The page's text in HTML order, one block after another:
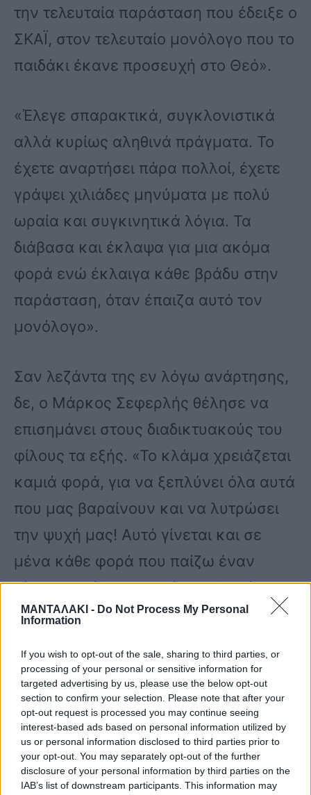
ΜΑΝΤΑΛΑΚΙ - Do Not Process My Personal
Information
If you wish to opt-out of the sale, sharing to third parties, or
processing of your personal or sensitive information for
targeted advertising by us, please use the below opt-out
section to confirm your selection. Please note that after your
opt-out request is processed you may continue seeing
interest-based ads based on personal information utilized by
us or personal information disclosed to third parties prior to
your opt-out. You may separately opt-out of the further
disclosure of your personal information by third parties on the
IAB’s list of downstream participants. This information may
την τελευταία παράσταση που έδειξε ο
ΣΚΑΪ, στον τελευταίο μονόλογο που το
παιδάκι έκανε προσευχή στο Θεό».
«Έλεγε σπαρακτικά, συγκλονιστικά
αλλά κυρίως αληθινά πράγματα. Το
έχετε αναρτήσει πάρα πολλοί, έχετε
γράψει χιλιάδες μηνύματα με πολύ
ωραία και συγκινητικά λόγια. Τα
διάβασα και έκλαψα για μια ακόμα
φορά ενώ έκλαιγα κάθε βράδυ στην
παράσταση, όταν έπαιζα αυτό τον
μονόλογο».
Σαν λεζάντα της εν λόγω ανάρτησης,
δε, ο Μάρκος Σεφερλής θέλησε να
επισημάνει στους διαδικτυακούς του
φίλους τα εξής. «Το κλάμα χρειάζεται
καμιά φορά, για να ξεπλύνει όλα αυτά
που μας βαραίνουν και να λυτρώσει
την ψυχή μας! Αυτό γίνεται και σε
μένα κάθε φορά που παίζω έναν
τέτοιο μονόλογο, γεμάτο σκληρές και
πικρές αλήθειες! Το ότι καταφέρνω
μεγάλους – και σας κάνω να νιώσετε
κι εσείς όλα αυτά που συμβαίνουν
γύρω μας, για μένα σημαίνει πολλά».
Δείτε αυτή τη δημοσίευση στο